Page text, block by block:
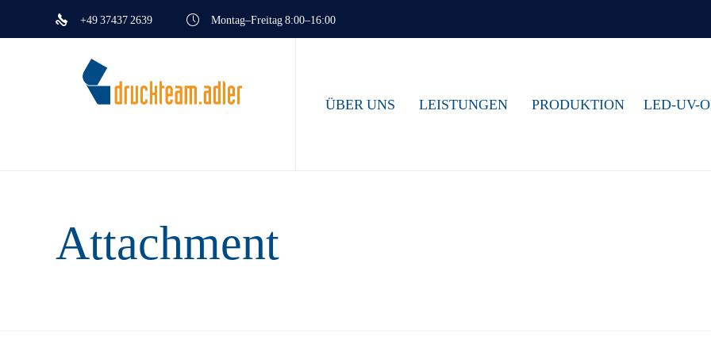
+49 37437 2639 Montag–Freitag 8:00–16:00
ÜBER UNS LEISTUNGEN PRODUKTION LED-UV-
Attachment